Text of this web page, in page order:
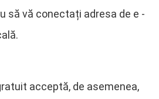
să vă conectați adresa de e -
acceptă, de asemenea,